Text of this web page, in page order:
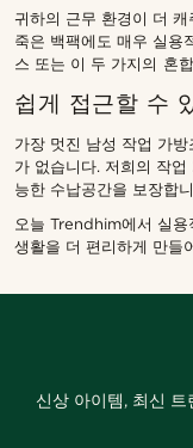
귀하의 근무 환경이 더
죽은 백팩에도 매우 실용
스 또는 이 두 가지의 혼
쉽게 접근할 수
가장 멋진 남성 작업 가
가 없습니다. 저희의 작
능한 수납공간을 보장합
오늘 Trendhim에서 실용
생활을 더 편리하게 만들
신상 아이템, 최신